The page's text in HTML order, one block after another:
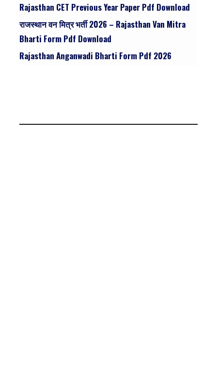
Rajasthan CET Previous Year Paper Pdf Download
राजस्थान वन मित्र भर्ती 2026 – Rajasthan Van Mitra
Bharti Form Pdf Download
Rajasthan Anganwadi Bharti Form Pdf 2026